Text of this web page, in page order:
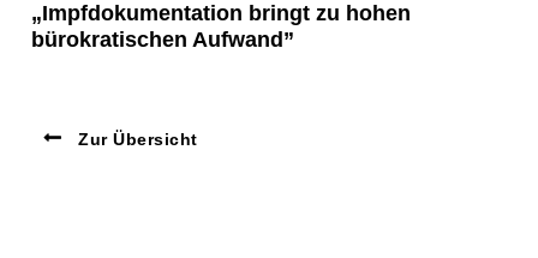
„Impfdokumentation bringt zu hohen
bürokratischen Aufwand”
Zur Übersicht